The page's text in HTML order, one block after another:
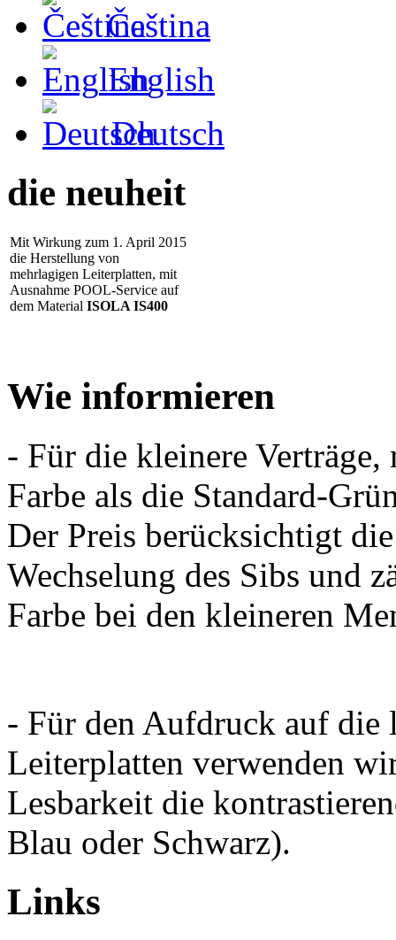
Čeština
English
Deutsch
die neuheit
- 25.1.2012 Wir installierten
mehrlagigen Leiterplatten, mit
Ausnahme POOL-Service auf
dem MaterialISOLA IS400
umgesetzt
Wie informieren
- Für die kleinere
Farbe als die Standard-
Der Preis berücksichtigt
Wechselung des Sibs und
Farbe bei den kleineren
- Für den Aufdruck auf die
Leiterplatten verwenden
Lesbarkeit die
Blau oder Schwarz).
Links